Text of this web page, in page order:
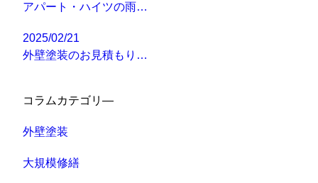
アパート・ハイツの雨…
2025/02/21
外壁塗装のお見積もり…
コラムカテゴリ―
外壁塗装
大規模修繕